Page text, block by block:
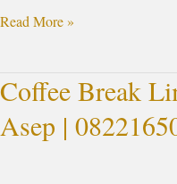
Read More »
Coffee Break
Asep |
Coffee
Break
Limbangan